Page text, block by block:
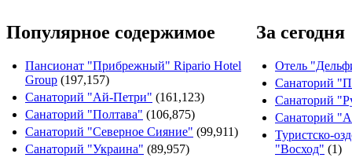
Популярное содержимое
Пансионат "Прибрежный" Ripario Hotel
Group (197,157)
Санаторий "Ай-Петри" (161,123)
Санаторий "Полтава" (106,875)
Санаторий "Северное Сияние" (99,911)
Санаторий "Украина" (89,957)
За сегодня
Отель
Санаторий
Санаторий
Санаторий
Туристско-
"Восход" (1)